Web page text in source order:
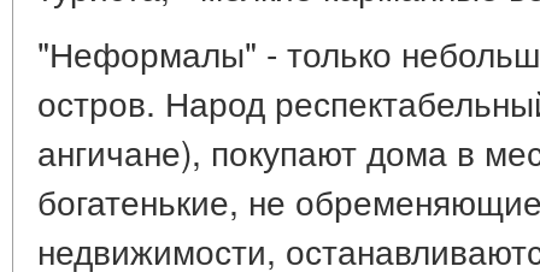
"Неформалы" - только
остров. Народ
ангичане), покупают дома в
богатенькие, не
недвижимости,